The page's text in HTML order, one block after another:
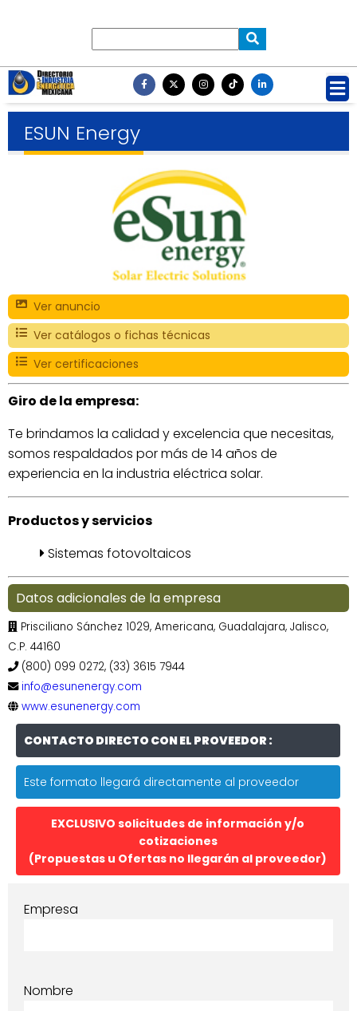
ESUN Energy
Ver anuncio
Ver catálogos o fichas técnicas
Ver certificaciones
Giro de la empresa:
Te brindamos la calidad y excelencia que necesitas,
somos respaldados por más de 14 años de
experiencia en la industria eléctrica solar.
Productos y servicios
Sistemas fotovoltaicos
Datos adicionales de la empresa
Prisciliano Sánchez 1029, Americana, Guadalajara, Jalisco,
C.P. 44160
(800) 099 0272, (33) 3615 7944
info@esunenergy.com
www.esunenergy.com
CONTACTO DIRECTO CON EL PROVEEDOR :
Este formato llegará directamente al proveedor
EXCLUSIVO solicitudes de información y/o
cotizaciones
(Propuestas u Ofertas no llegarán al proveedor)
Empresa
Nombre